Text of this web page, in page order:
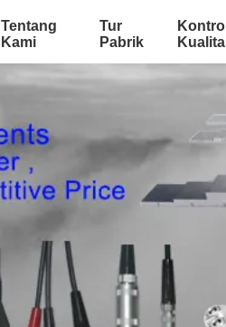
Tentang
Kami
Tur
Pabrik
Kontrol